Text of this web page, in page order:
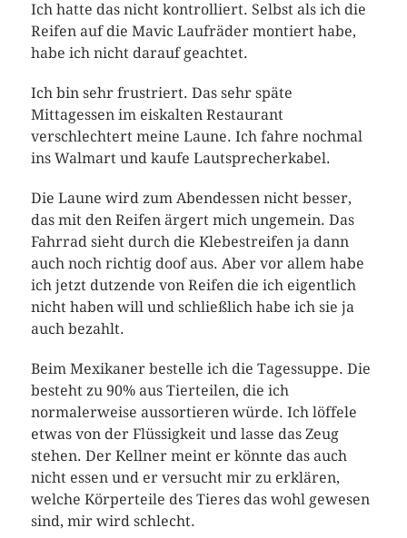
Ich hatte das nicht kontrolliert. Selbst als ich die
Reifen auf die Mavic Laufräder montiert habe,
habe ich nicht darauf geachtet.
Ich bin sehr frustriert. Das sehr späte
Mittagessen im eiskalten Restaurant
verschlechtert meine Laune. Ich fahre nochmal
ins Walmart und kaufe Lautsprecherkabel.
Die Laune wird zum Abendessen nicht besser,
das mit den Reifen ärgert mich ungemein. Das
Fahrrad sieht durch die Klebestreifen ja dann
auch noch richtig doof aus. Aber vor allem habe
ich jetzt dutzende von Reifen die ich eigentlich
nicht haben will und schließlich habe ich sie ja
auch bezahlt.
Beim Mexikaner bestelle ich die Tagessuppe. Die
besteht zu 90% aus Tierteilen, die ich
normalerweise aussortieren würde. Ich löffele
etwas von der Flüssigkeit und lasse das Zeug
stehen. Der Kellner meint er könnte das auch
nicht essen und er versucht mir zu erklären,
welche Körperteile des Tieres das wohl gewesen
sind, mir wird schlecht.